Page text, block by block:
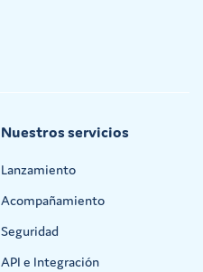
Nuestros servicios
Lanzamiento
Acompañamiento
Seguridad
API e Integración